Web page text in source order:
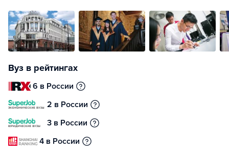
Вуз в рейтингах
6 в России
2 в России
3 в России
4 в России